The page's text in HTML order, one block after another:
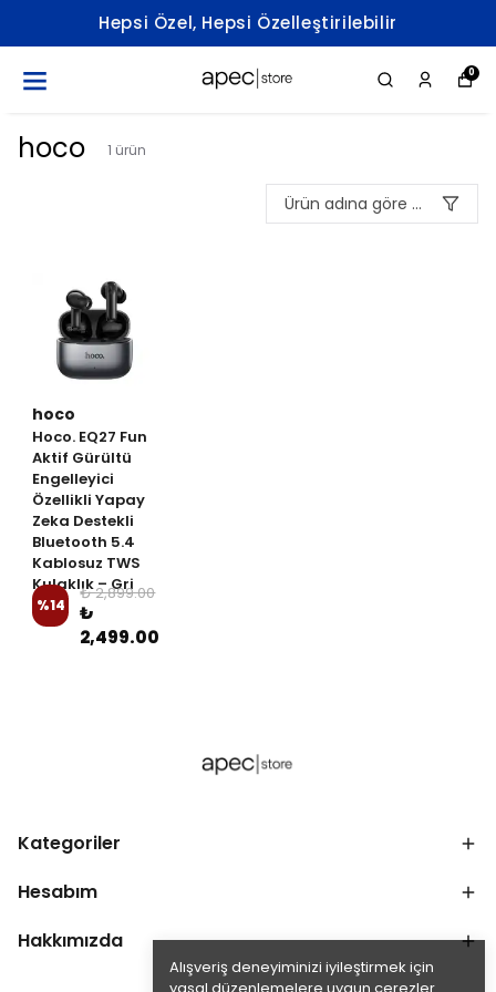
Hepsi Özel, Hepsi Özelleştirilebilir
0
Alışveriş deneyiminizi iyileştirmek için
hoco 1 ürün
Ürün adına göre A-Z
hoco
Hoco. EQ27 Fun
Aktif Gürültü
Engelleyici
Özellikli Yapay
Zeka Destekli
Bluetooth 5.4
Kablosuz TWS
Kulaklık – Gri
%14
₺ 2,899.00
₺
2,499.00
Kategoriler
Hesabım
Hakkımızda